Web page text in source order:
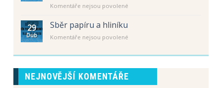
Komentáře nejsou povolené
žáků
prvních
tříd
29
Dub
Sběr papíru a hliníku
Komentáře nejsou povolené
s
Sběr
papíru
NEJNOVĚJŠÍ KOMENTÁŘE